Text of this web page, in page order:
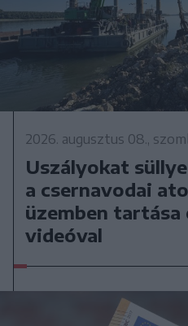
2026. augusztus 08.,
Uszályokat
a csernavodai
üzemben tartása
videóval